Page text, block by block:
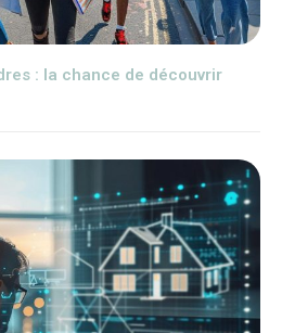
: la chance de découvrir